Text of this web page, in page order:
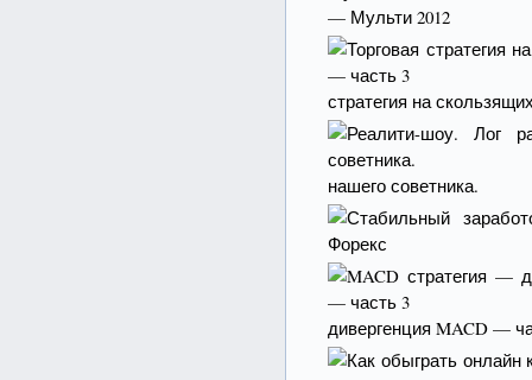
— Мульти 2012
стратегия на
нашего советника.
дивергенция MACD —